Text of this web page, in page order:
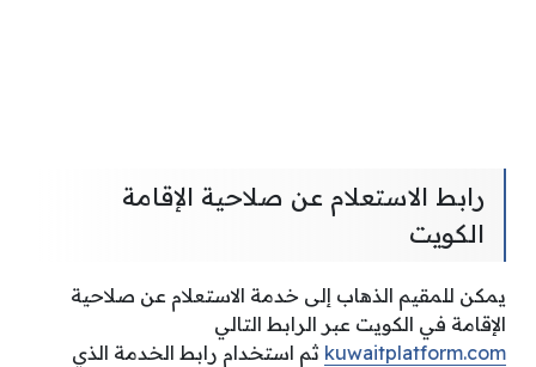
رابط الاستعلام عن صلاحية الإقامة
الكويت
يمكن للمقيم الذهاب إلى خدمة الاستعلام عن صلاحية
الإقامة في الكويت عبر الرابط التالي
kuwaitplatform.com ثم استخدام رابط الخدمة الذي